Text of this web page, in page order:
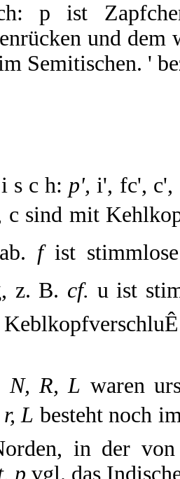
p ist
und dem
Semitischen. '
s c h: p', i', fc', c',
c sind mit
fist stimmlose
z. B. cf. u ist
N, R, L waren
r, L besteht noch
in der
p vgl. das